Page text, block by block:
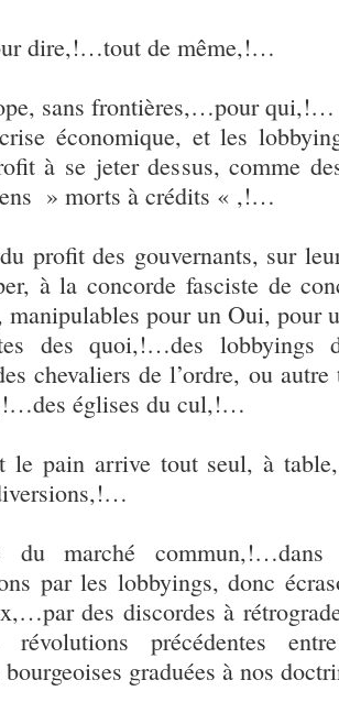
dire,!…tout de même,!…
sans frontières,…pour qui,!…
économique, et les
à se jeter dessus, comme
» morts à crédits « ,!…
profit des gouvernants, sur
à la concorde fasciste de
manipulables pour un Oui,
des quoi,!…des lobbyings
chevaliers de l’ordre, ou
églises du cul,!…
le pain arrive tout seul, à
du marché
par les lobbyings, donc
des discordes à
révolutions précédentes
graduées à nos